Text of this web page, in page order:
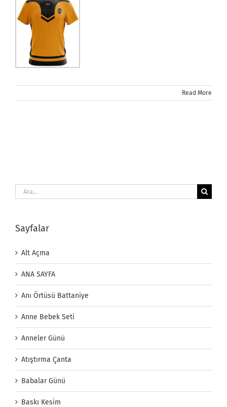
Read More
Ara:
Sayfalar
Alt Açma
ANA SAYFA
Anı Örtüsü Battaniye
Anne Bebek Seti
Anneler Günü
Atıştırma Çanta
Babalar Günü
Baskı Kesim